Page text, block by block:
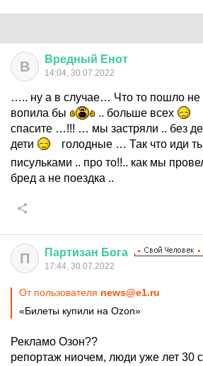
В Вредный Енот
14:04, 30.07.2022
….. ну а в случае… Что то пошло
вопила бы
.. больше всех
спасите …!!! … мы застряли .. без
дети
голодные … Так что иди
писульками .. про то!!.. как мы
бред а не поездка ..
П Партизан Бога
17:44, 30.07.2022
От пользователя news@e1.ru
«Билеты купили на Ozon»
Рекламо Озон??
репортаж ниочем, люди уже лет 30